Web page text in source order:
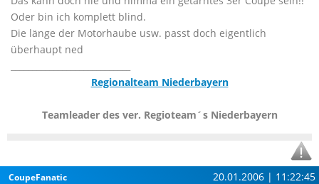
Oder bin ich komplett blind.
Die länge der Motorhaube usw. passt doch eigentlich
überhaupt ned
Regionalteam Niederbayern
Teamleader des ver. Regioteam´s Niederbayern
CoupeFanatic 20.01.2006 | 11:22:45